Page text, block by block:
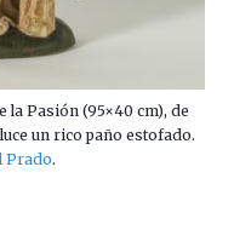
la Pasión (95×40 cm), de
un rico paño estofado.
Prado.